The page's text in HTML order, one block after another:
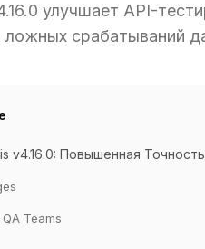
улучшает API-
ложных срабатываний
v4.16.0: Повышенная
Teams